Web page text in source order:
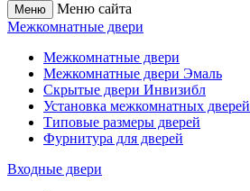
Меню
Меню сайта
Межкомнатные двери
Межкомнатные двери
Межкомнатные двери Эмаль
Скрытые двери Инвизибл
Установка межкомнатных дверей
Типовые размеры дверей
Фурнитура для дверей
Входные двери